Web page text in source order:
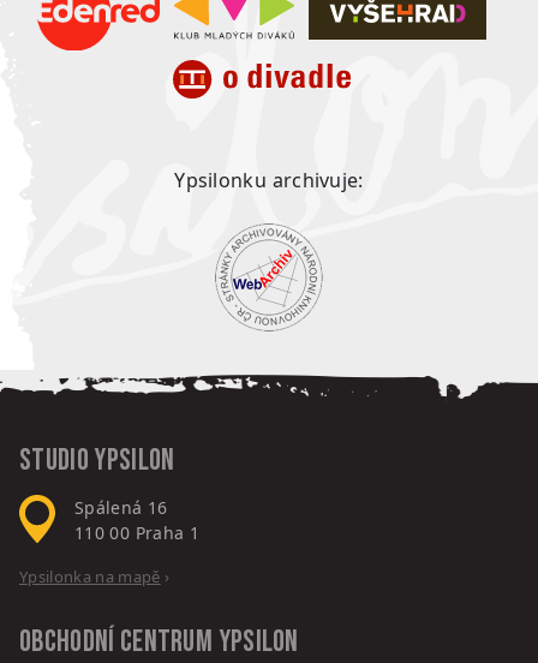
Ypsilonku archivuje:
Studio Ypsilon
Spálená 16
110 00 Praha 1
Ypsilonka na mapě ›
Obchodní centrum Ypsilon